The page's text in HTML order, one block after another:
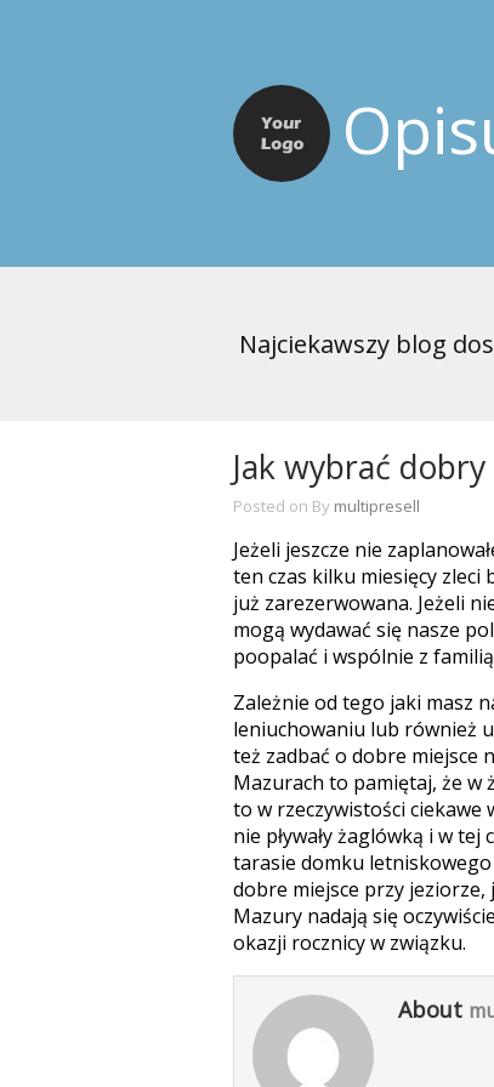
Najciekawszy blog
Jak wybrać
Posted on By multipresell
Jeżeli jeszcze nie
ten czas kilku miesięcy
już zarezerwowana. Jeżeli
mogą wydawać się nasze
poopalać i wspólnie z
Zależnie od tego jaki masz
leniuchowaniu lub również
też zadbać o dobre miejsce
Mazurach to pamiętaj, że w
to w rzeczywistości
nie pływały żaglówką i w
tarasie domku
dobre miejsce przy jeziorze,
Mazury nadają się
okazji rocznicy w związku.
About